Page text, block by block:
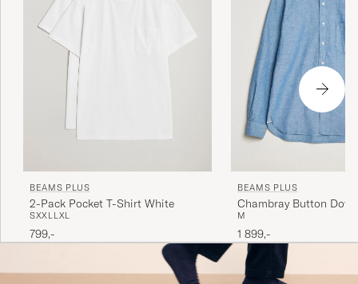
BEAMS PLUS
2-Pack Pocket T-Shirt White
SXXLLXL
799,-
BEAMS PLUS
Chambray Button
M
1 899,-